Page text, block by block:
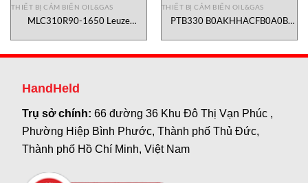
THIẾT BỊ CẢM BIẾN OIL&GAS
MLC310R90-1650 Leuze
THIẾT BỊ CẢM BIẾN OIL&GAS
PTB330 B0AKHHACFB0A0B
HandHeld
Trụ sở chính:66 đường 36 Khu Đô Thị Vạn Phúc ,
Phường Hiệp Bình Phước, Thành phố Thủ Đức,
Thành phố Hồ Chí Minh, Việt Nam